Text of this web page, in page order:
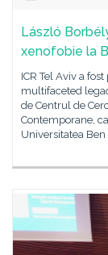
László
xenofobie la
ICR Tel Aviv a
multifaceted
de Centrul de
Contemporane,
Universitatea Ben